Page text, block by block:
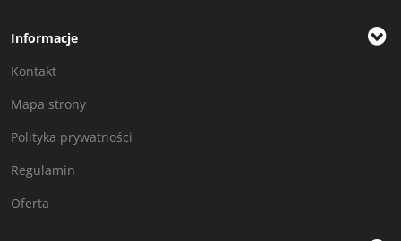
Informacje
Kontakt
Mapa strony
Polityka prywatności
Regulamin
Oferta